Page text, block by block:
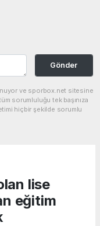
Gönder
ve sporbox.net sitesine
sorumluluğu tek başınıza
hiçbir şekilde sorumlu
lise
eğitim